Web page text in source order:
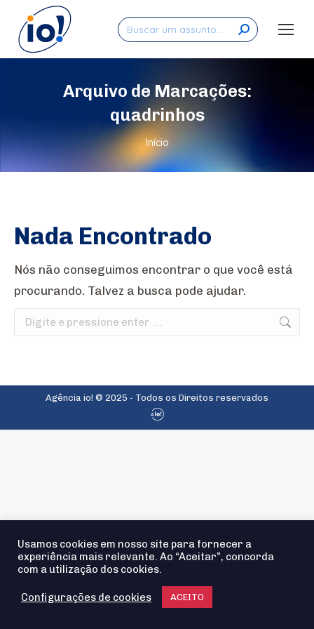
Search:
Arquivo de Marcações:
quadrinhos
Você está aqui:
Início
Nada Encontrado
Nós não conseguimos encontrar o que você está
procurando. Talvez a busca pode ajudar.
Search:
Agência io! © 2025 - Todos os Direitos reservados
Usamos cookies em nosso site para fornecer a
experiência mais relevante. Ao “Aceitar”, concorda
com a utilização dos cookies.
Configurações de cookies ACEITO